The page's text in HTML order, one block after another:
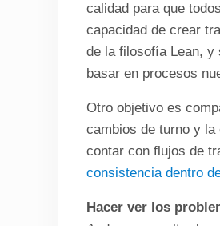
calidad para que
capacidad de crear
de la filosofía Lean, y
basar en procesos
Otro objetivo es
cambios de turno y la
contar con flujos de
consistencia dentro
Hacer ver los